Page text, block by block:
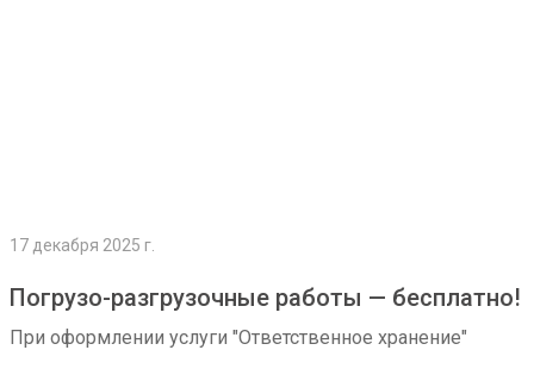
17 декабря 2025 г.
Погрузо-разгрузочные работы — бесплатно!
При оформлении услуги "Ответственное хранение"